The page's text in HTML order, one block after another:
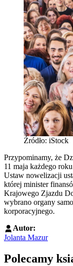
Źródło: iStock
Przypominamy, że
11 maja każdego
Ustaw nowelizacji
której minister
Krajowego Zjazdu
wybrano organy
korporacyjnego.
Autor:
Jolanta Mazur
Polecamy